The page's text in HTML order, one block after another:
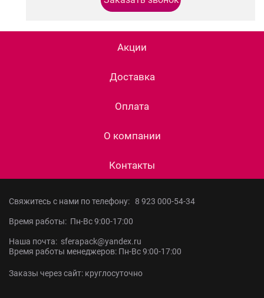
Акции
Доставка
Оплата
О компании
Контакты
Свяжитесь с нами по телефону: 8 923 000-54-34
Время работы: Пн-Вс 9:00-17:00
Наша почта: sferapack@yandex.ru
Время работы менеджеров: Пн-Вс 9:00-17:00
Заказы через сайт: круглосуточно